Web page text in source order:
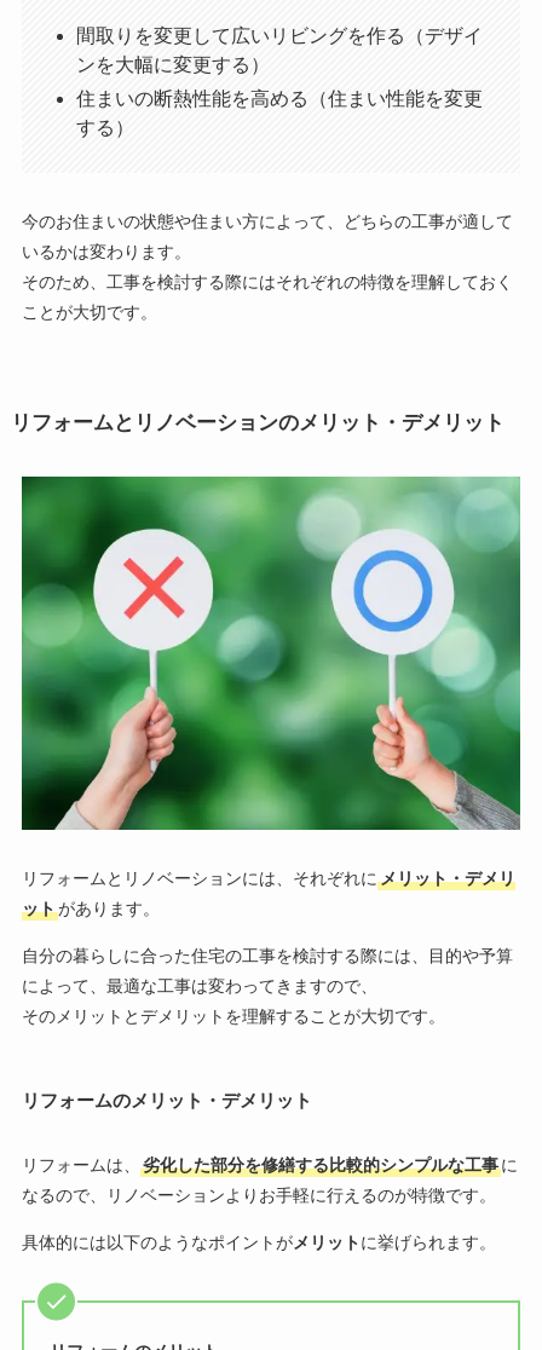
間取りを変更して広いリビングを作る（デザイ
ンを大幅に変更する）
住まいの断熱性能を高める（住まい性能を変更
する）
今のお住まいの状態や住まい方によって、どちらの工事が適して
いるかは変わります。
そのため、工事を検討する際にはそれぞれの特徴を理解しておく
ことが大切です。
リフォームとリノベーションのメリット・デメリット
リフォームとリノベーションには、それぞれに メリット・デメリ
ットがあります。
自分の暮らしに合った住宅の工事を検討する際には、目的や予算
によって、最適な工事は変わってきますので、
そのメリットとデメリットを理解することが大切です。
リフォームのメリット・デメリット
リフォームは、 劣化した部分を修繕する比較的シンプルな工事に
なるので、リノベーションよりお手軽に行えるのが特徴です。
具体的には以下のようなポイントがメリットに挙げられます。